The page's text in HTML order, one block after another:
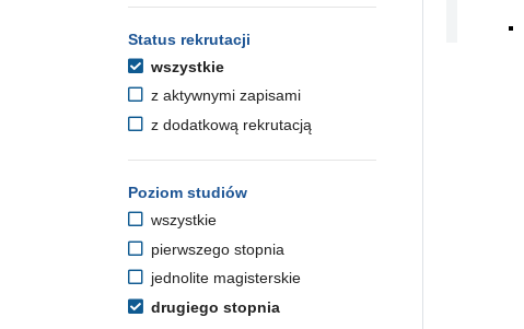
Status rekrutacji
wszystkie
z aktywnymi zapisami
z dodatkową rekrutacją
Poziom studiów
wszystkie
pierwszego stopnia
jednolite magisterskie
drugiego stopnia